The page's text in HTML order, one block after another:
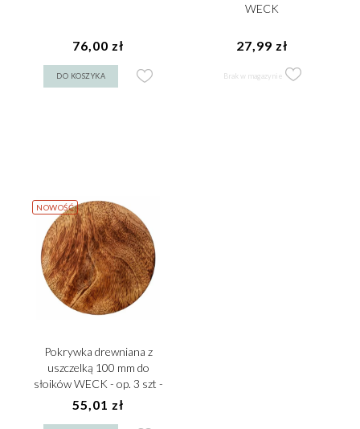
76,00 zł
DO KOSZYKA
WECK
27,99 zł
Brak w magazynie
NOWOŚĆ
Pokrywka drewniana z
uszczelką 100 mm do
słoików WECK - op. 3 szt -
VERLO
55,01 zł